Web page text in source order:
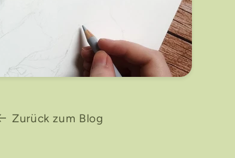
Zurück zum Blog